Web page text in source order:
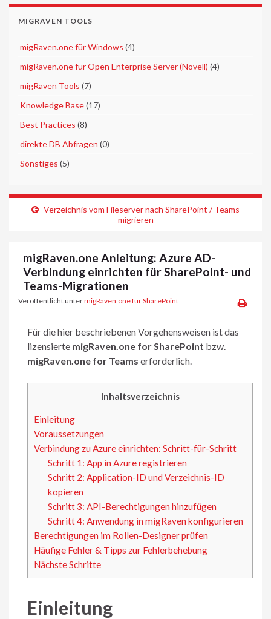
MIGRAVEN TOOLS
migRaven.one für Windows (4)
migRaven.one für Open Enterprise Server (Novell) (4)
migRaven Tools (7)
Knowledge Base(17)
Best Practices (8)
direkte DB Abfragen (0)
Sonstiges (5)
Verzeichnis vom Fileserver nach SharePoint / Teams
migrieren
migRaven.one Anleitung: Azure AD-
Verbindung einrichten für SharePoint- und
Teams-Migrationen
Veröffentlicht untermigRaven.one für SharePoint
Für die hier beschriebenen Vorgehensweisen ist das
lizensierte migRaven.one for SharePoint bzw.
migRaven.one for Teams erforderlich.
Inhaltsverzeichnis
Einleitung
Voraussetzungen
Verbindung zu Azure einrichten: Schritt-für-Schritt
Schritt 1: App in Azure registrieren
Schritt 2: Application-ID und Verzeichnis-ID
kopieren
Schritt 3: API-Berechtigungen hinzufügen
Schritt 4: Anwendung in migRaven konfigurieren
Berechtigungen im Rollen-Designer prüfen
Häufige Fehler & Tipps zur Fehlerbehebung
Nächste Schritte
Einleitung